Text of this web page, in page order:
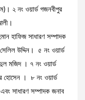
২ নং ওয়ার্ড গজনবীপুর
হাফিজ সাধারণ সম্পাদক
উদ্দিন। ৫ নং ওয়ার্ড
মজিদ । ৭ নং ওয়ার্ড
হোসেন । ৮ নং ওয়ার্ড
এবং সাধারণ সম্পাদক জনাব